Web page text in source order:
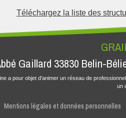
Téléchargez la liste des
Gaillard 33830 Belin-
a pour objet d'animer un réseau de
un
Mentions légales et données personnelles